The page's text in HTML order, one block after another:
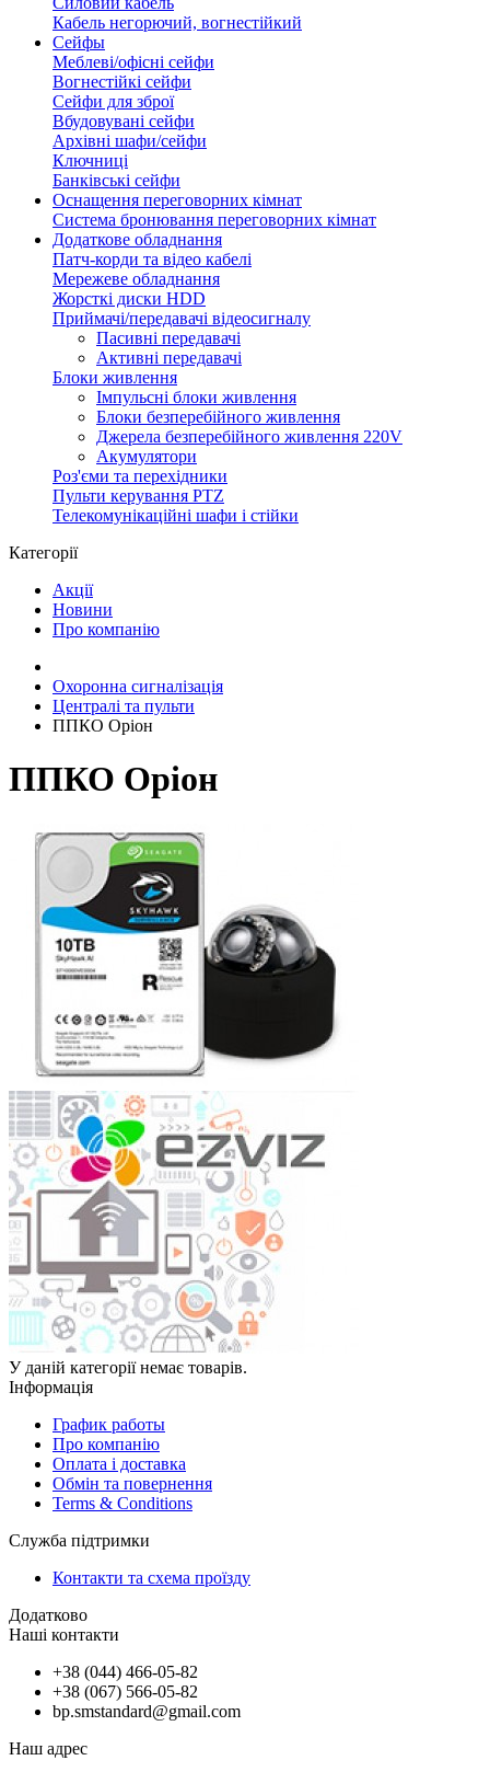
Кабель негорючий, вогнестійкий
Сейфы
Меблеві/офісні сейфи
Вогнестійкі сейфи
Сейфи для зброї
Вбудовувані сейфи
Архівні шафи/сейфи
Ключниці
Банківські сейфи
Оснащення переговорних кімнат
Система бронювання переговорних кімнат
Додаткове обладнання
Патч-корди та відео кабелі
Мережеве обладнання
Жорсткі диски HDD
Приймачі/передавачі відеосигналу
Пасивні передавачі
Активні передавачі
Блоки живлення
Імпульсні блоки живлення
Блоки безперебійного живлення
Джерела безперебійного живлення 220V
Акумулятори
Роз'єми та перехідники
Пульти керування PTZ
Телекомунікаційні шафи і стійки
Категорії
Акції
Новини
Про компанію
Охоронна сигналізація
Централі та пульти
ППКО Оріон
ППКО Оріон
У даній категорії немає товарів.
Інформація
График работы
Про компанію
Оплата і доставка
Обмін та повернення
Terms & Conditions
Служба підтримки
Контакти та схема проїзду
Додатково
Наші контакти
+38 (044) 466-05-82
+38 (067) 566-05-82
bp.smstandard@gmail.com
Наш адрес